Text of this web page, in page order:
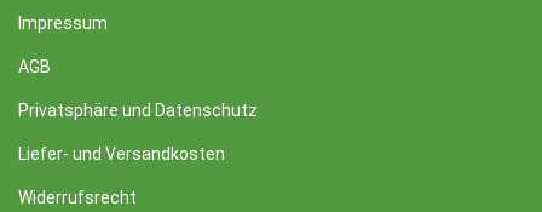
Impressum
AGB
Privatsphäre und Datenschutz
Liefer- und Versandkosten
Widerrufsrecht